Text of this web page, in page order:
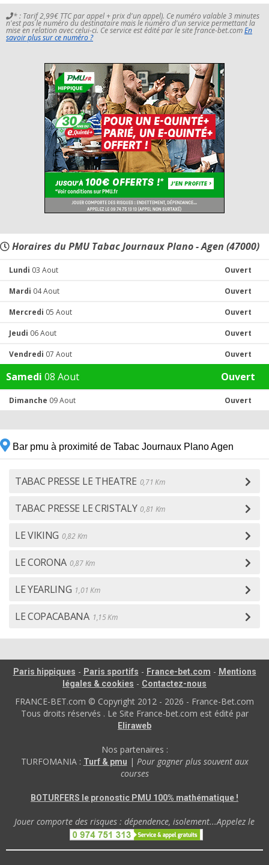
* : Tarif 2,99€ TTC par appel + prix d'un appel). Ce numéro valable 3 minutes
n'est pas le numéro du destinataire mais le numéro d'un service permettant la
mise en relation avec celui-ci. Ce service est édité par le site france-bet.comEn
savoir plus sur ce numéro ?
Horaires du PMU Tabac Journaux Plano - Agen (47000)
Lundi 03 Aout Ouvert
Mardi 04 Aout Ouvert
Mercredi 05 Aout Ouvert
Jeudi 06 Aout Ouvert
Vendredi 07 Aout Ouvert
Samedi 08 Aout Ouvert
Dimanche 09 Aout Ouvert
Bar pmu à proximité de Tabac Journaux Plano Agen
TABAC PRESSE LE THEATRE 0,71 Km
TABAC PRESSE LE CRISTALY 0,81 Km
LE VIKING 0,82 Km
LE CORONA 0,87 Km
LE YEARLING 1,01 Km
LE COPACABANA 1,15 Km
Paris hippiques - Paris sportifs - France-bet.com - Mentions
légales & cookies - Contactez-nous
FRANCE-BET.com © Copyright 2012 - 2026 - France-Bet.com
Tous droits réservés . Le Site France-bet.com est édité par
Eliraweb
Nos partenaires :
TURFOMANIA : Turf & pmu | Pour gagner plus souvent aux
courses
BOTURFERS le pronostic PMU 100% mathématique !
Jouer comporte des risques : dépendence, isolement...Appelez le